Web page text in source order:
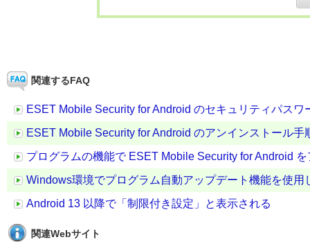
関連するFAQ
ESET Mobile Security for Android のセキュリティパス
ESET Mobile Security for Android のアンインストール手
プログラムの機能で ESET Mobile Security for Android
Windows環境でプログラム自動アップデート機能を使
Android 13 以降で「制限付き設定」と表示される
関連Webサイト